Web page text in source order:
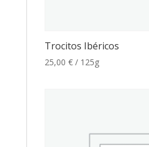
Trocitos Ibéricos
25,00 € / 125g